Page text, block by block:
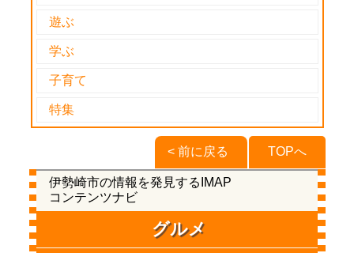
遊ぶ
学ぶ
子育て
特集
TOPへ
< 前に戻る
伊勢崎市の情報を発見するIMAP
コンテンツナビ
グルメ